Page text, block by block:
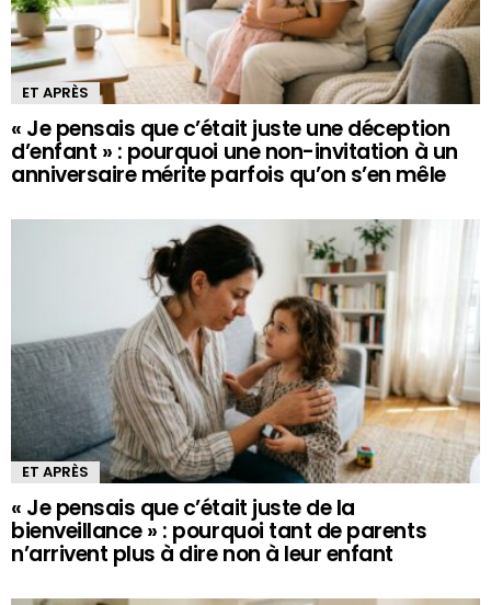
ET APRÈS
« Je pensais que c’était juste une déception
d’enfant » : pourquoi une non-invitation à un
anniversaire mérite parfois qu’on s’en mêle
ET APRÈS
« Je pensais que c’était juste de la
bienveillance » : pourquoi tant de parents
n’arrivent plus à dire non à leur enfant